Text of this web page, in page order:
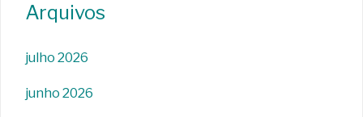
Arquivos
julho 2026
junho 2026